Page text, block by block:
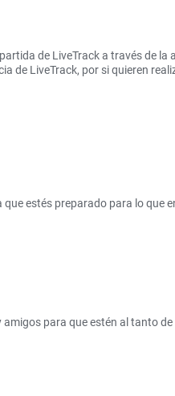
de LiveTrack a través de la
de LiveTrack, por si quieren
estés preparado para lo que
para que estén al tanto